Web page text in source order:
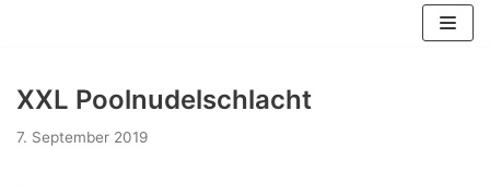
XXL Poolnudelschlacht
7. September 2019